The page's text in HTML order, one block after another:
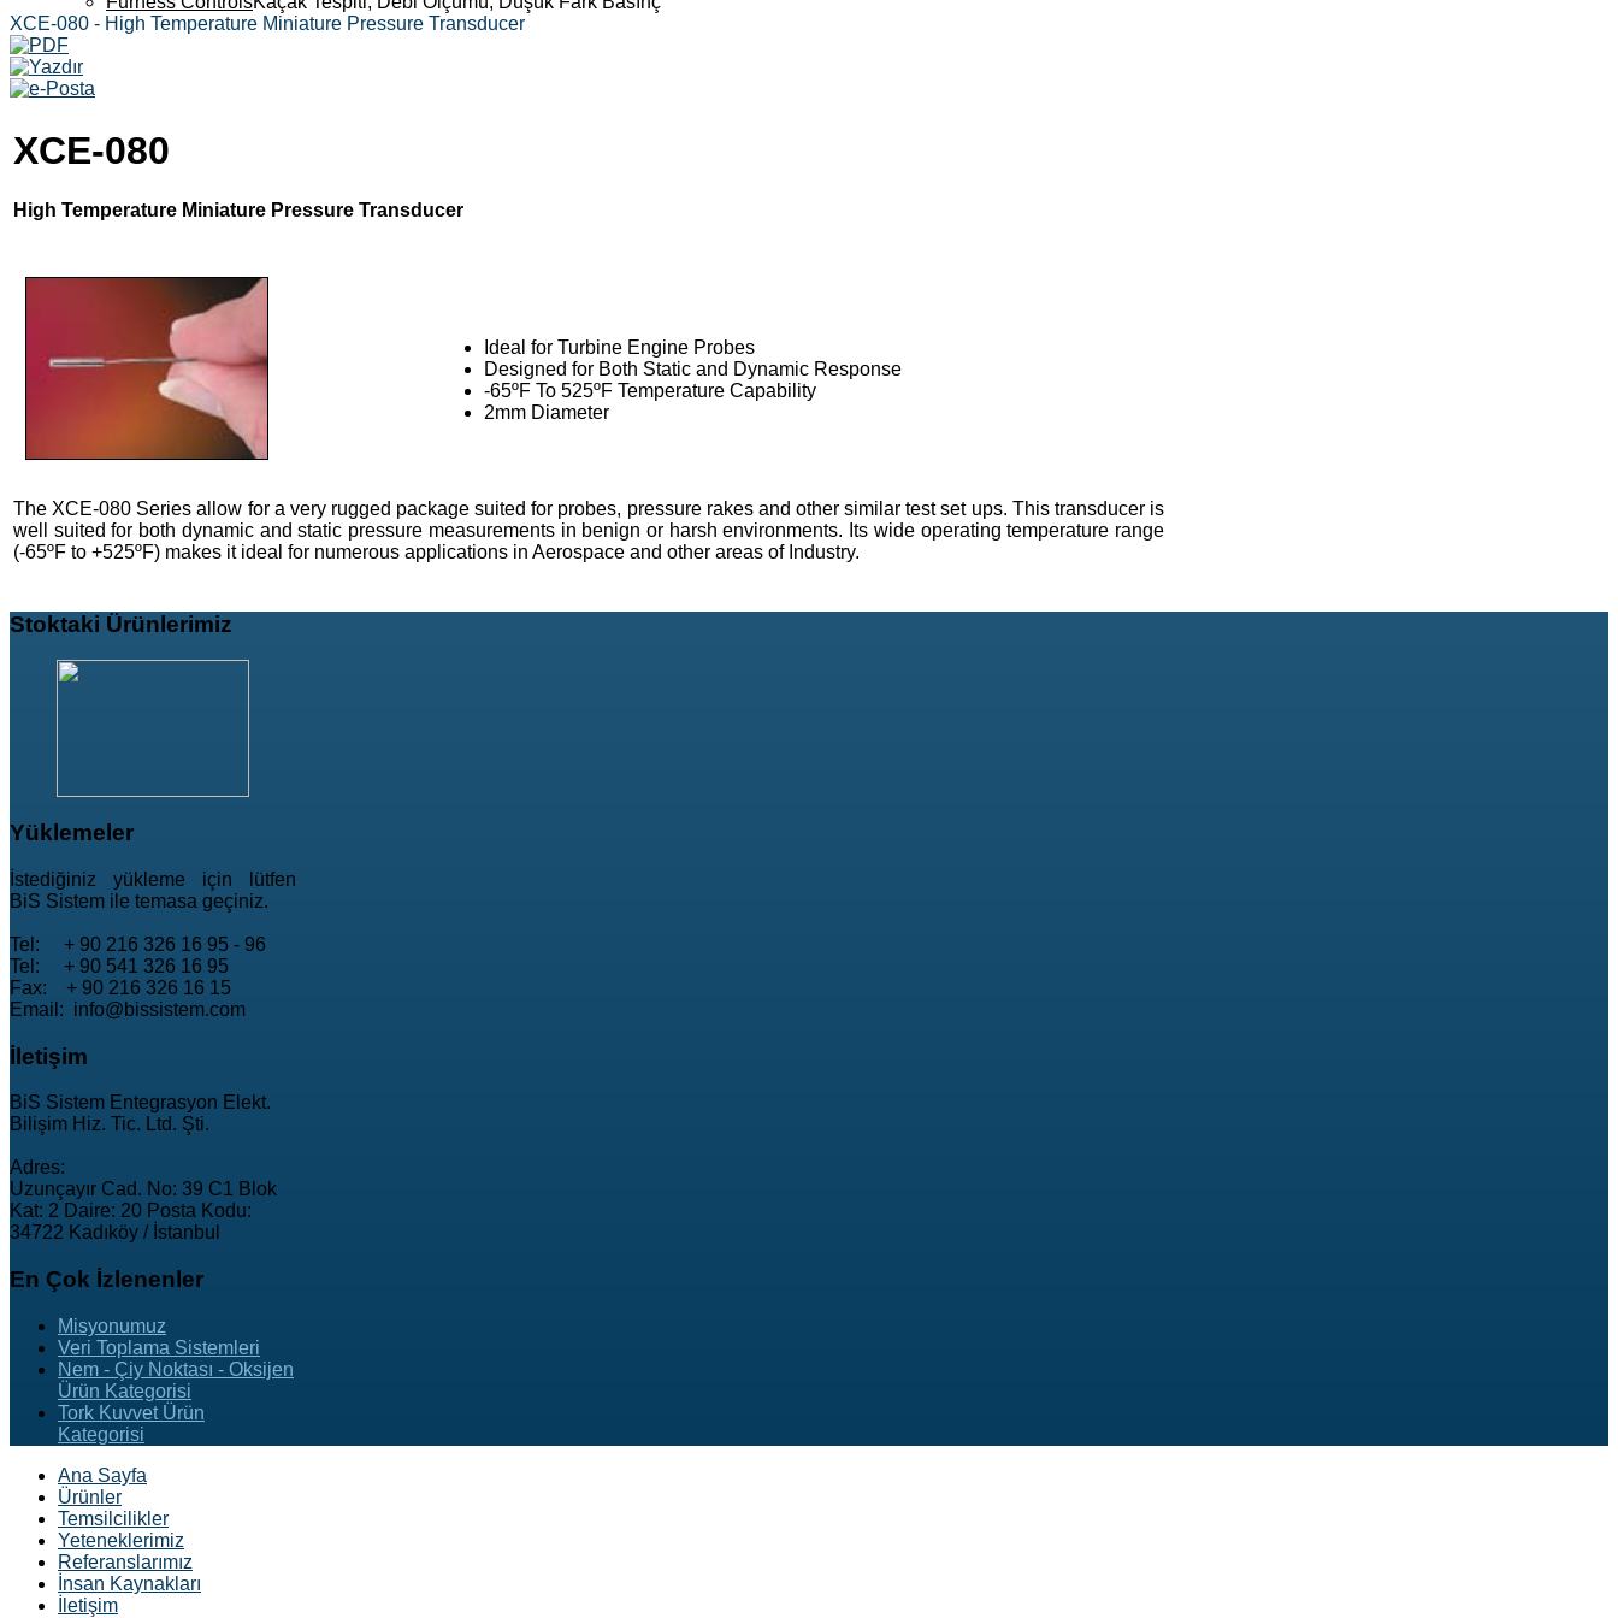
XCE-080 - High Temperature Miniature Pressure Transducer
XCE-080
High Temperature Miniature Pressure Transducer
Ideal for Turbine Engine Probes
Designed for Both Static and Dynamic Response
-65ºF To 525ºF Temperature Capability
2mm Diameter
The XCE-080 Series allow for a very rugged package suited for probes, pressure rakes and other similar test set ups. This transducer is
well suited for both dynamic and static pressure measurements in benign or harsh environments. Its wide operating temperature range
(-65ºF to +525ºF) makes it ideal for numerous applications in Aerospace and other areas of Industry.
Stoktaki Ürünlerimiz
Yüklemeler
İstediğiniz yükleme için lütfen
BiS Sistem ile temasa geçiniz.
Tel: + 90 216 326 16 95 - 96
Tel: + 90 541 326 16 95
Fax: + 90 216 326 16 15
Email: info@bissistem.com
İletişim
BiS Sistem Entegrasyon Elekt.
Bilişim Hiz. Tic. Ltd. Şti.
Adres:
Uzunçayır Cad. No: 39 C1 Blok
Kat: 2 Daire: 20 Posta Kodu:
34722 Kadıköy / İstanbul
En Çok İzlenenler
Misyonumuz
Veri Toplama Sistemleri
Nem - Çiy Noktası - Oksijen
Ürün Kategorisi
Tork Kuvvet Ürün
Kategorisi
Ana Sayfa
Ürünler
Temsilcilikler
Yeteneklerimiz
Referanslarımız
İnsan Kaynakları
İletişim